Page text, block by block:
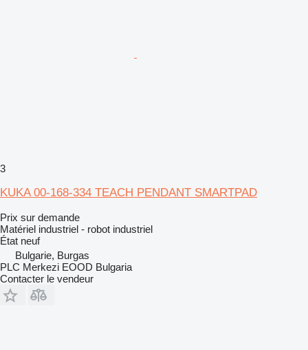
3
KUKA 00-168-334 TEACH PENDANT SMARTPAD
Prix sur demande
Matériel industriel - robot industriel
État neuf
Bulgarie, Burgas
PLC Merkezi EOOD Bulgaria
Contacter le vendeur